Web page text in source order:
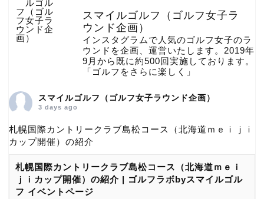
スマイルゴルフ（ゴルフ女子ラ
ウンド企画）
インスタグラムで人気のゴルフ女子のラ
ウンドを企画、運営いたします。2019年
9月から既に約500回実施しております。
「ゴルフをさらに楽しく」
スマイルゴルフ（ゴルフ女子ラウンド企画）
3 days ago
札幌国際カントリークラブ島松コース（北海道ｍｅｉｊｉ
カップ開催）の紹介
札幌国際カントリークラブ島松コース（北海道ｍｅｉ
ｊｉカップ開催）の紹介 | ゴルフラボbyスマイルゴル
フ イベントページ